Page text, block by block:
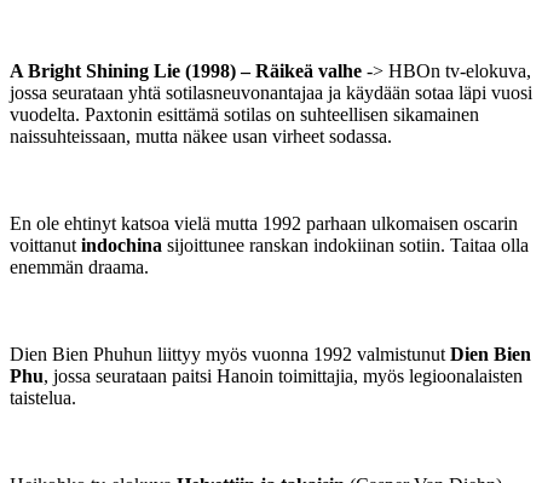
A Bright Shining Lie (1998) – Räikeä valhe -> HBOn tv-elokuva,
jossa seurataan yhtä sotilasneuvonantajaa ja käydään sotaa läpi vuosi
vuodelta. Paxtonin esittämä sotilas on suhteellisen sikamainen
naissuhteissaan, mutta näkee usan virheet sodassa.
En ole ehtinyt katsoa vielä mutta 1992 parhaan ulkomaisen oscarin
voittanut indochina sijoittunee ranskan indokiinan sotiin. Taitaa olla
enemmän draama.
Dien Bien Phuhun liittyy myös vuonna 1992 valmistunut Dien Bien
Phu, jossa seurataan paitsi Hanoin toimittajia, myös legioonalaisten
taistelua.